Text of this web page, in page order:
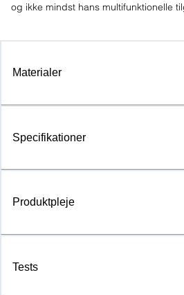
og ikke mindst hans multifunktionelle
Materialer
Specifikationer
Produktpleje
Tests